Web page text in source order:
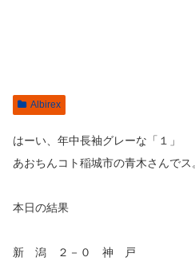
Albirex
はーい、年中長袖グレーな「１」
あおちんコト稲城市の青木さんでス
本日の結果
新 潟 ２－０ 神 戸